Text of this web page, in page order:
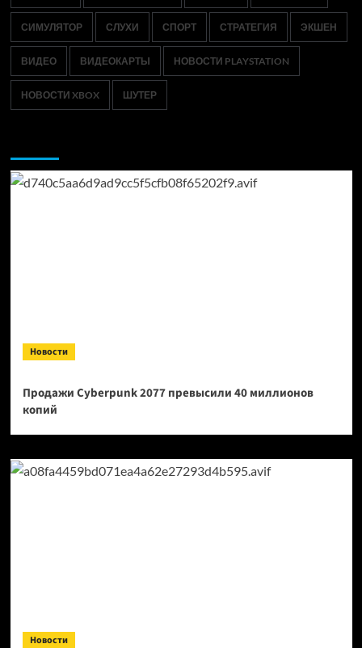
СИМУЛЯТОР СЛУХИ СПОРТ СТРАТЕГИЯ ЭКШЕН
ВИДЕО ВИДЕОКАРТЫ НОВОСТИ PLAYSTATION
НОВОСТИ XBOX ШУТЕР
Новости
Продажи Cyberpunk 2077 превысили 40 миллионов
копий
Новости